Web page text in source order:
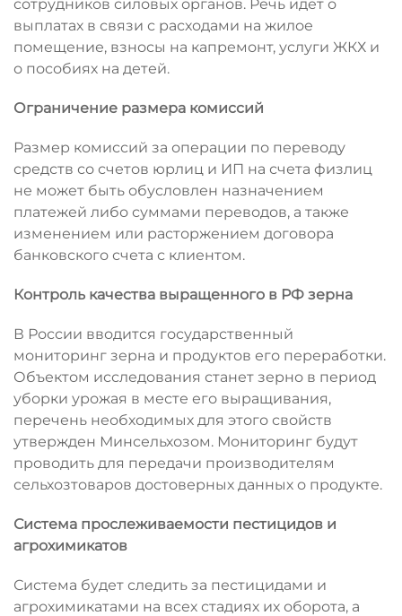
сотрудников силовых органов. Речь идет о
выплатах в связи с расходами на жилое
помещение, взносы на капремонт, услуги ЖКХ и
о пособиях на детей.
Ограничение размера комиссий
Размер комиссий за операции по переводу
средств со счетов юрлиц и ИП на счета физлиц
не может быть обусловлен назначением
платежей либо суммами переводов, а также
изменением или расторжением договора
банковского счета с клиентом.
Контроль качества выращенного в РФ зерна
В России вводится государственный
мониторинг зерна и продуктов его переработки.
Объектом исследования станет зерно в период
уборки урожая в месте его выращивания,
перечень необходимых для этого свойств
утвержден Минсельхозом. Мониторинг будут
проводить для передачи производителям
сельхозтоваров достоверных данных о продукте.
Система прослеживаемости пестицидов и
агрохимикатов
Система будет следить за пестицидами и
агрохимикатами на всех стадиях их оборота, а